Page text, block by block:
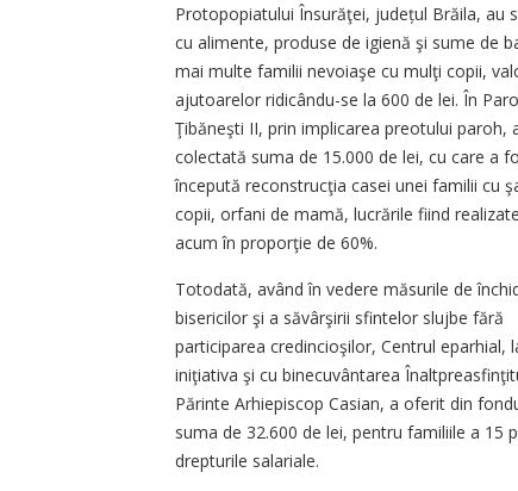
Protopopiatului Însurăţei, județul Brăila, au
cu alimente, produse de igienă şi sume de
mai multe familii nevoiaşe cu mulţi copii,
ajutoarelor ridicându-se la 600 de lei. În
Ţibăneşti II, prin implicarea preotului paroh,
colectată suma de 15.000 de lei, cu care a
începută reconstrucţia casei unei familii cu
copii, orfani de mamă, lucrările fiind
acum în proporţie de 60%.
Totodată, având în vedere măsurile de
bisericilor şi a săvârşirii sfintelor slujbe fără
participarea credincioşilor, Centrul eparhial,
iniţiativa şi cu binecuvântarea
Părinte Arhiepiscop Casian, a oferit din
suma de 32.600 de lei, pentru familiile a 15
drepturile salariale.